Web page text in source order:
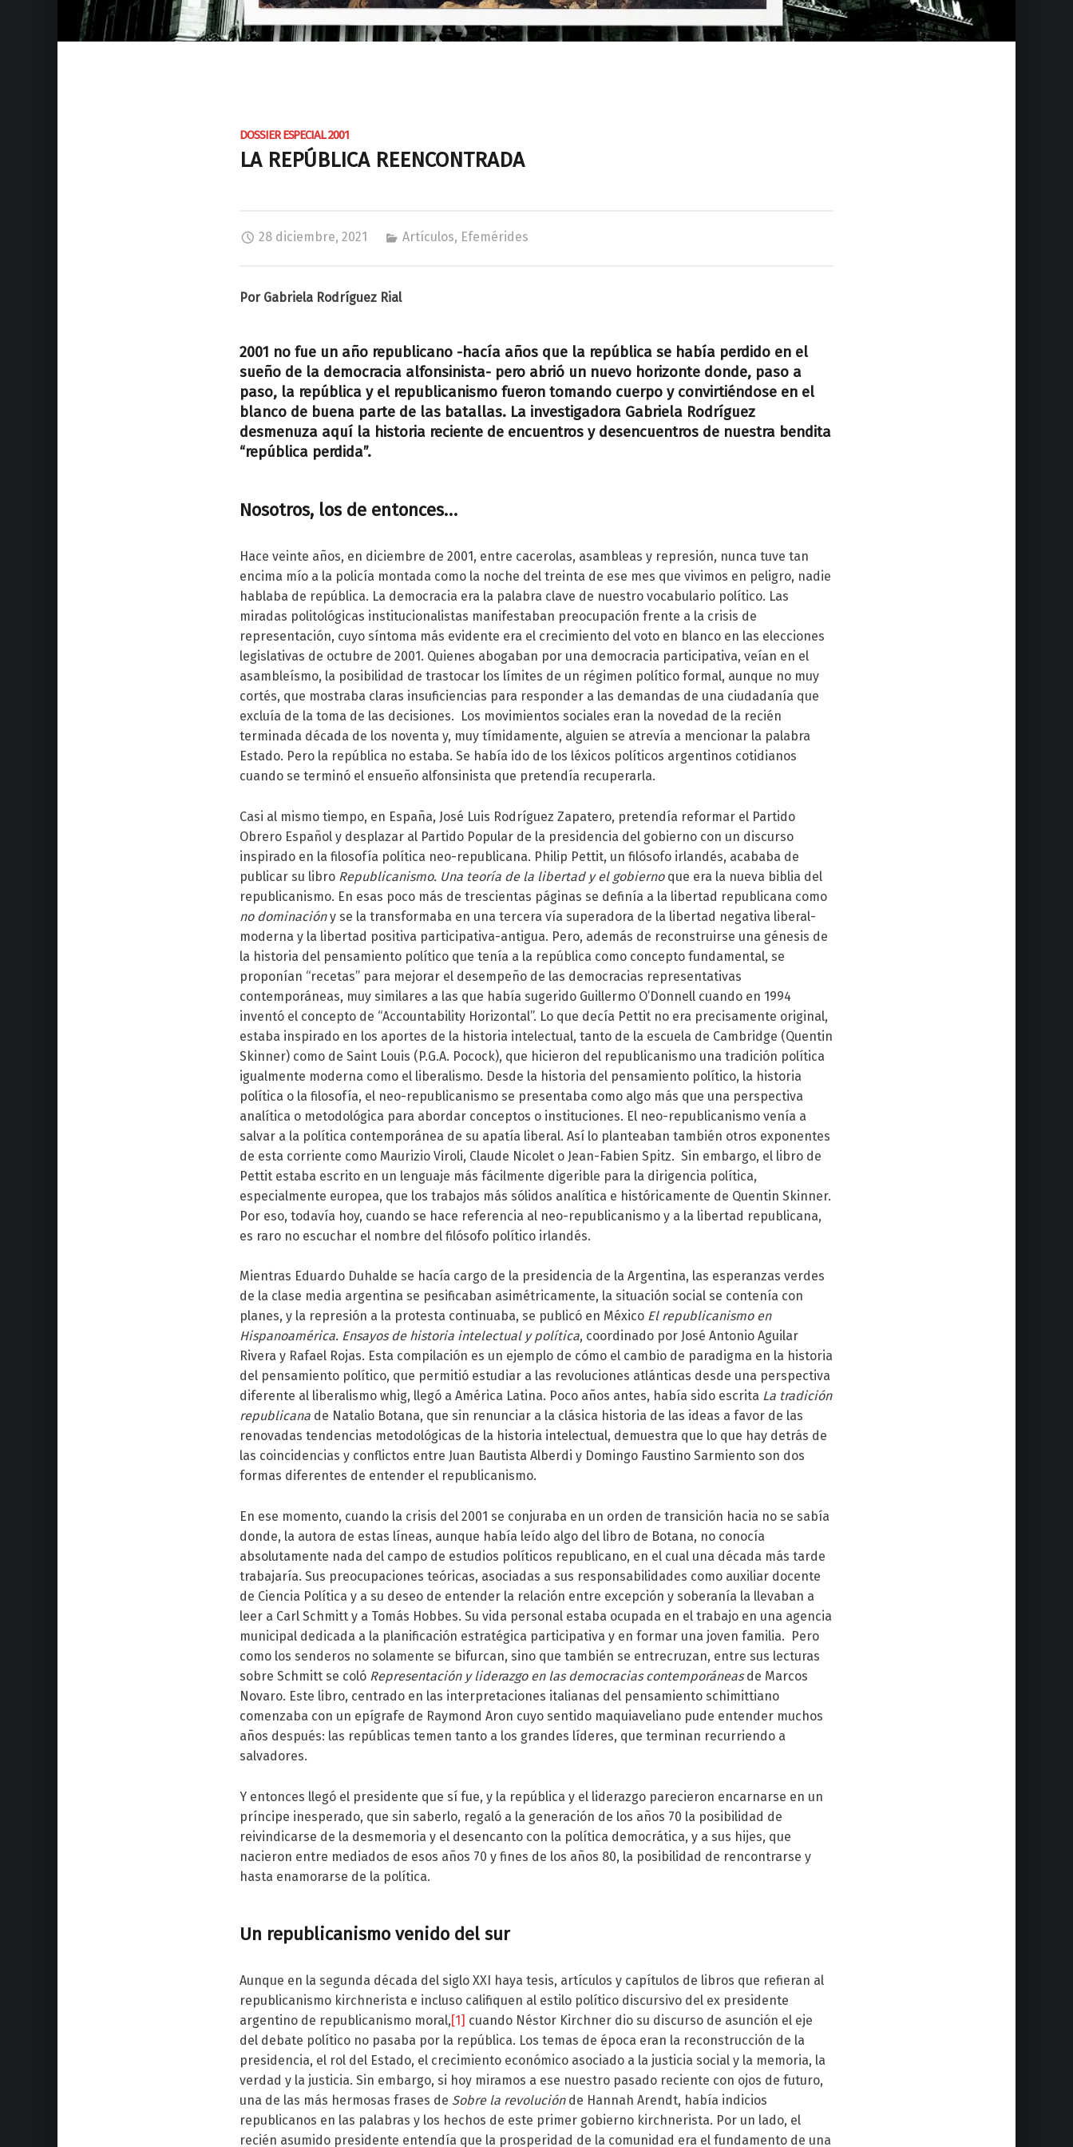
DOSSIER ESPECIAL 2001
LA REPÚBLICA REENCONTRADA
28 diciembre, 2021 Artículos, Efemérides
Por Gabriela Rodríguez Rial
2001 no fue un año republicano -hacía años que la república se había perdido en el
sueño de la democracia alfonsinista- pero abrió un nuevo horizonte donde, paso a
paso, la república y el republicanismo fueron tomando cuerpo y convirtiéndose en el
blanco de buena parte de las batallas. La investigadora Gabriela Rodríguez
desmenuza aquí la historia reciente de encuentros y desencuentros de nuestra bendita
“república perdida”.
Nosotros, los de entonces…
Hace veinte años, en diciembre de 2001, entre cacerolas, asambleas y represión, nunca tuve tan
encima mío a la policía montada como la noche del treinta de ese mes que vivimos en peligro, nadie
hablaba de república. La democracia era la palabra clave de nuestro vocabulario político. Las
miradas politológicas institucionalistas manifestaban preocupación frente a la crisis de
representación, cuyo síntoma más evidente era el crecimiento del voto en blanco en las elecciones
legislativas de octubre de 2001. Quienes abogaban por una democracia participativa, veían en el
asambleísmo, la posibilidad de trastocar los límites de un régimen político formal, aunque no muy
cortés, que mostraba claras insuficiencias para responder a las demandas de una ciudadanía que
excluía de la toma de las decisiones. Los movimientos sociales eran la novedad de la recién
terminada década de los noventa y, muy tímidamente, alguien se atrevía a mencionar la palabra
Estado. Pero la república no estaba. Se había ido de los léxicos políticos argentinos cotidianos
cuando se terminó el ensueño alfonsinista que pretendía recuperarla.
Casi al mismo tiempo, en España, José Luis Rodríguez Zapatero, pretendía reformar el Partido
Obrero Español y desplazar al Partido Popular de la presidencia del gobierno con un discurso
inspirado en la filosofía política neo-republicana. Philip Pettit, un filósofo irlandés, acababa de
publicar su libro Republicanismo. Una teoría de la libertad y el gobiernoque era la nueva biblia del
republicanismo. En esas poco más de trescientas páginas se definía a la libertad republicana como
no dominacióny se la transformaba en una tercera vía superadora de la libertad negativa liberal-
moderna y la libertad positiva participativa-antigua. Pero, además de reconstruirse una génesis de
la historia del pensamiento político que tenía a la república como concepto fundamental, se
proponían “recetas” para mejorar el desempeño de las democracias representativas
contemporáneas, muy similares a las que había sugerido Guillermo O’Donnell cuando en 1994
inventó el concepto de “Accountability Horizontal”. Lo que decía Pettit no era precisamente original,
estaba inspirado en los aportes de la historia intelectual, tanto de la escuela de Cambridge (Quentin
Skinner) como de Saint Louis (P.G.A. Pocock), que hicieron del republicanismo una tradición política
igualmente moderna como el liberalismo. Desde la historia del pensamiento político, la historia
política o la filosofía, el neo-republicanismo se presentaba como algo más que una perspectiva
analítica o metodológica para abordar conceptos o instituciones. El neo-republicanismo venía a
salvar a la política contemporánea de su apatía liberal. Así lo planteaban también otros exponentes
de esta corriente como Maurizio Viroli, Claude Nicolet o Jean-Fabien Spitz. Sin embargo, el libro de
Pettit estaba escrito en un lenguaje más fácilmente digerible para la dirigencia política,
especialmente europea, que los trabajos más sólidos analítica e históricamente de Quentin Skinner.
Por eso, todavía hoy, cuando se hace referencia al neo-republicanismo y a la libertad republicana,
es raro no escuchar el nombre del filósofo político irlandés.
Mientras Eduardo Duhalde se hacía cargo de la presidencia de la Argentina, las esperanzas verdes
de la clase media argentina se pesificaban asimétricamente, la situación social se contenía con
planes, y la represión a la protesta continuaba, se publicó en México El republicanismo en
Hispanoamérica. Ensayos de historia intelectual y política, coordinado por José Antonio Aguilar
Rivera y Rafael Rojas. Esta compilación es un ejemplo de cómo el cambio de paradigma en la historia
del pensamiento político, que permitió estudiar a las revoluciones atlánticas desde una perspectiva
diferente al liberalismo whig, llegó a América Latina. Poco años antes, había sido escrita La tradición
republicana de Natalio Botana, que sin renunciar a la clásica historia de las ideas a favor de las
renovadas tendencias metodológicas de la historia intelectual, demuestra que lo que hay detrás de
las coincidencias y conflictos entre Juan Bautista Alberdi y Domingo Faustino Sarmiento son dos
formas diferentes de entender el republicanismo.
En ese momento, cuando la crisis del 2001 se conjuraba en un orden de transición hacia no se sabía
donde, la autora de estas líneas, aunque había leído algo del libro de Botana, no conocía
absolutamente nada del campo de estudios políticos republicano, en el cual una década más tarde
trabajaría. Sus preocupaciones teóricas, asociadas a sus responsabilidades como auxiliar docente
de Ciencia Política y a su deseo de entender la relación entre excepción y soberanía la llevaban a
leer a Carl Schmitt y a Tomás Hobbes. Su vida personal estaba ocupada en el trabajo en una agencia
municipal dedicada a la planificación estratégica participativa y en formar una joven familia. Pero
como los senderos no solamente se bifurcan, sino que también se entrecruzan, entre sus lecturas
sobre Schmitt se coló Representación y liderazgo en las democracias contemporáneasde Marcos
Novaro. Este libro, centrado en las interpretaciones italianas del pensamiento schimittiano
comenzaba con un epígrafe de Raymond Aron cuyo sentido maquiaveliano pude entender muchos
años después: las repúblicas temen tanto a los grandes líderes, que terminan recurriendo a
salvadores.
Y entonces llegó el presidente que sí fue, y la república y el liderazgo parecieron encarnarse en un
príncipe inesperado, que sin saberlo, regaló a la generación de los años 70 la posibilidad de
reivindicarse de la desmemoria y el desencanto con la política democrática, y a sus hijes, que
nacieron entre mediados de esos años 70 y fines de los años 80, la posibilidad de rencontrarse y
hasta enamorarse de la política.
Un republicanismo venido del sur
Aunque en la segunda década del siglo XXI haya tesis, artículos y capítulos de libros que refieran al
republicanismo kirchnerista e incluso califiquen al estilo político discursivo del ex presidente
argentino de republicanismo moral,[1] cuando Néstor Kirchner dio su discurso de asunción el eje
del debate político no pasaba por la república. Los temas de época eran la reconstrucción de la
presidencia, el rol del Estado, el crecimiento económico asociado a la justicia social y la memoria, la
verdad y la justicia. Sin embargo, si hoy miramos a ese nuestro pasado reciente con ojos de futuro,
una de las más hermosas frases de Sobre la revoluciónde Hannah Arendt, había indicios
republicanos en las palabras y los hechos de este primer gobierno kirchnerista. Por un lado, el
recién asumido presidente entendía que la prosperidad de la comunidad era el fundamento de una